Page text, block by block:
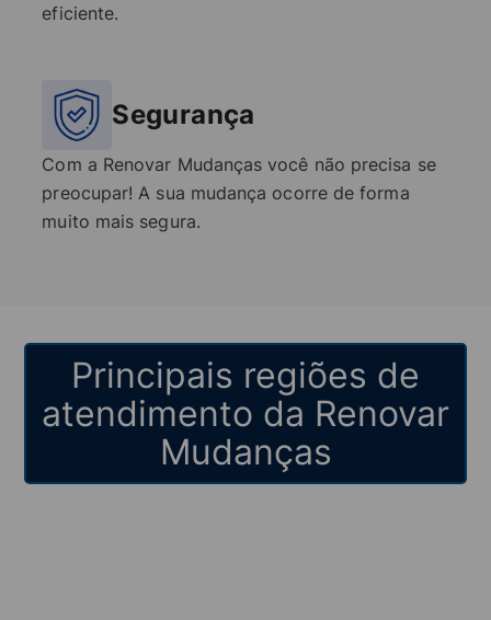
eficiente.
Segurança
Com a Renovar Mudanças você não precisa se
preocupar! A sua mudança ocorre de forma
muito mais segura.
Principais regiões de
atendimento da Renovar
Mudanças